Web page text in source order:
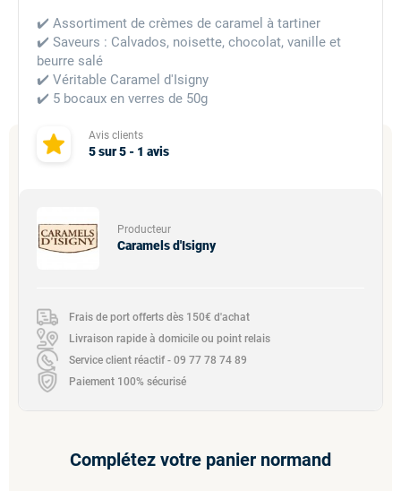
Avis clients
5sur5 - 1 avis
✔️ Assortiment de crèmes de caramel à tartiner
✔️ Saveurs : Calvados, noisette, chocolat, vanille et
beurre salé
✔️ Véritable Caramel d'Isigny
✔️ 5 bocaux en verres de 50g
Producteur
Caramels d'Isigny
Frais de port offerts dès 150€ d'achat
Livraison rapide à domicile ou point relais
Service client réactif - 09 77 78 74 89
Paiement 100% sécurisé
Complétez votre panier normand